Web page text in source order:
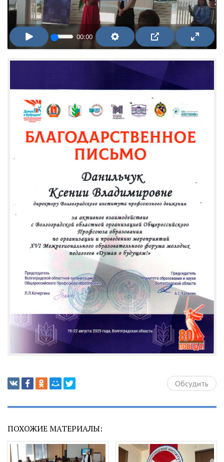
00:00
ВОСПРОИЗВЕСТИ
Обсудить
ПОХОЖИЕ МАТЕРИАЛЫ: